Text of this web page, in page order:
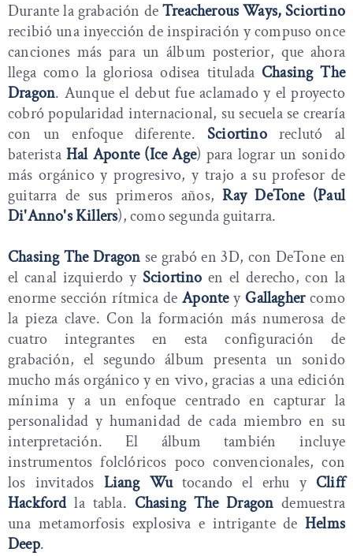
Durante la grabación deTreacherous Ways, Sciortino
recibió una inyección de inspiración y compuso once
canciones más para un álbum posterior, que ahora
llega como la gloriosa odisea tituladaChasing The
Dragon. Aunque el debut fue aclamado y el proyecto
cobró popularidad internacional, su secuela se crearía
con un enfoque diferente.Sciortinoreclutó al
bateristaHal Aponte (Ice Age) para lograr un sonido
más orgánico y progresivo, y trajo a su profesor de
guitarra de sus primeros años,Ray DeTone (Paul
Di'Anno's Killers), como segunda guitarra.
Chasing The Dragon se grabó en 3D, con DeTone en
el canal izquierdo y Sciortino en el derecho, con la
enorme sección rítmica deAponteyGallaghercomo
la pieza clave. Con la formación más numerosa de
cuatro integrantes en esta configuración de
grabación, el segundo álbum presenta un sonido
mucho más orgánico y en vivo, gracias a una edición
mínima y a un enfoque centrado en capturar la
personalidad y humanidad de cada miembro en su
interpretación. El álbum también incluye
instrumentos folclóricos poco convencionales, con
los invitados Liang Wutocando el erhu y Cliff
Hackfordla tabla. Chasing The Dragon demuestra
una metamorfosis explosiva e intrigante de Helms
Deep.